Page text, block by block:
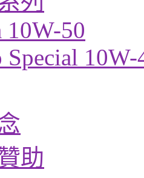
10W-50
Special 10W-
助